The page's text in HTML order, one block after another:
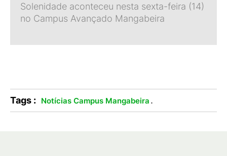
Solenidade aconteceu nesta sexta-feira (14)
no Campus Avançado Mangabeira
Tags : Notícias Campus Mangabeira .